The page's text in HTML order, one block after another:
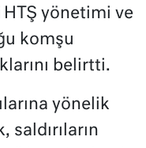
HTŞ yönetimi ve
komşu
belirtti.
yönelik